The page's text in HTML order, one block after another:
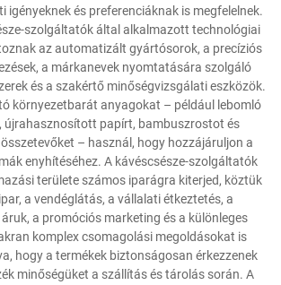
igényeknek és preferenciáknak is megfelelnek.
szolgáltatók által alkalmazott technológiai
az automatizált gyártósorok, a precíziós
a márkanevek nyomtatására szolgáló
és a szakértő minőségvizsgálati eszközök.
környezetbarát anyagokat – például lebomló
újrahasznosított papírt, bambuszrostot és
– használ, hogy hozzájáruljon a
enyhítéséhez. A kávéscsésze-szolgáltatók
területe számos iparágra kiterjed, köztük
a vendéglátás, a vállalati étkeztetés, a
áruk, a promóciós marketing és a különleges
komplex csomagolási megoldásokat is
hogy a termékek biztonságosan érkezzenek
minőségüket a szállítás és tárolás során. A